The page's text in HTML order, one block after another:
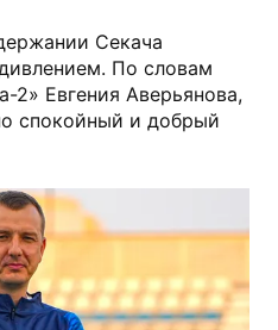
Секача
По словам
2» Евгения Аверьянова,
спокойный и добрый